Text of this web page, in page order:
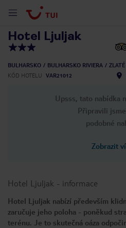
Hotel Ljuljak
BULHARSKO BULHARSKO RIVIERA
KÓD HOTELU
VAR21012
Upsss, tato nabídka
Připravili
podobné
Zobrazit
Hotel Ljuljak - informace
Hotel Ljuljak nabízí především
zaručuje jeho poloha - poněkud
terénu. Je to skutečná oáza